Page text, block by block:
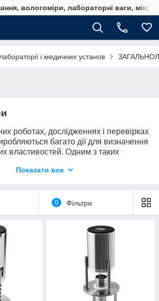
вологоміри, лабораторні ваги,
і медичних установ
роботах, дослідженнях і перевірках
багато дії для визначення
властивостей. Одним з таких
— віскозиметра
широко застосовуються в нафтовій
і харчової промисловості. У
використовується певний вид
відповідає особливостям
вимірювати динамічну і
визначати якість речовин (масел,
підбирати матеріали для
і сумішей.
Показати все
0 Фільтри